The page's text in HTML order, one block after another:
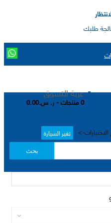
طلبك
عربة التسوق
0 منتجات - ر. س.0.00
> تغير السيارة
بحث